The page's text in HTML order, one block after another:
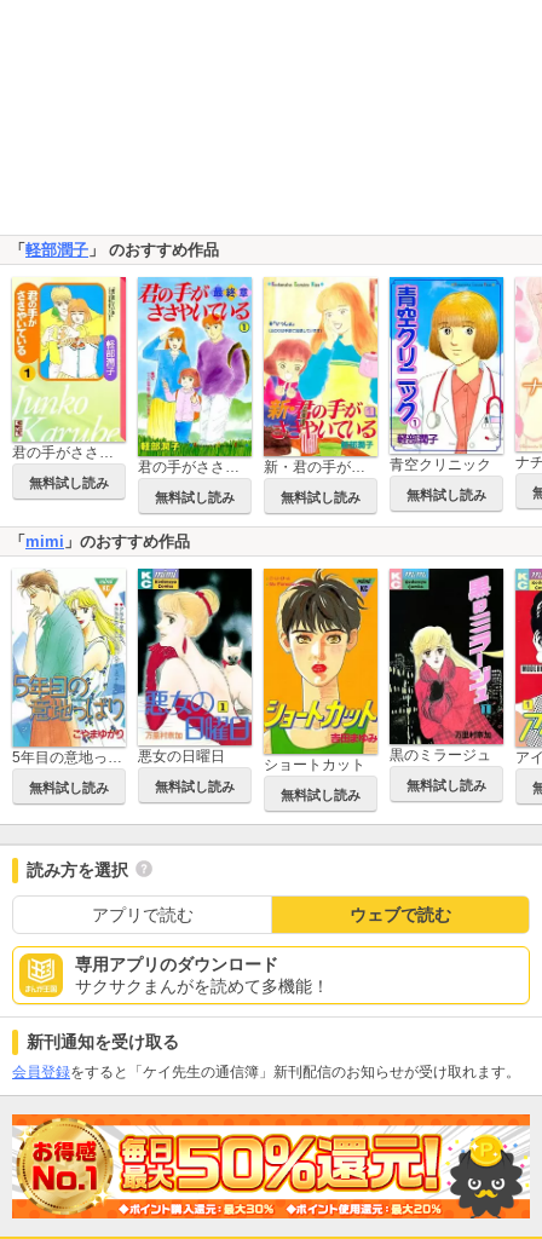
「軽部潤子 」 のおすすめ作品
君の手がささやいている
無料試し読み
君の手がささやいている・最終章
無料試し読み
新・君の手がささやいている
無料試し読み
青空クリニック
無料試し読み
ナ
「 mimi 」のおすすめ作品
5年目の意地っぱり
無料試し読み
悪女の日曜日
無料試し読み
ショートカット
無料試し読み
黒のミラージュ
無料試し読み
ア
読み方を選択
アプリで読む ウェブで読む
専用アプリのダウンロード
サクサクまんがを読めて多機能！
新刊通知を受け取る
会員登録をすると「ケイ先生の通信簿」新刊配信のお知らせが受け取れます。